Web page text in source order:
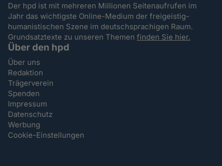
Der hpd ist mit mehreren Millionen Seitenaufrufen im
Jahr das wichtigste Online-Medium der freigeistig-
humanistischen Szene im deutschsprachigen Raum.
Grundsatztexte zu unseren Themenfinden Sie hier.
Über den hpd
Über uns
Redaktion
Trägerverein
Spenden
Impressum
Datenschutz
Werbung
Cookie-Einstellungen